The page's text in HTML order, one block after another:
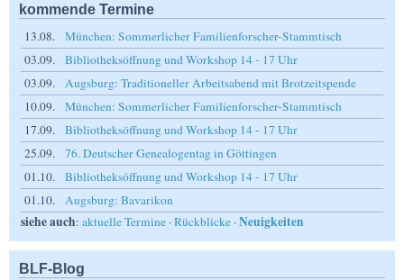
kommende Termine
13.08.
München: Sommerlicher Familienforscher-Stammtisch
03.09.
Bibliotheksöffnung und Workshop 14 - 17 Uhr
03.09.
Augsburg: Traditioneller Arbeitsabend mit Brotzeitspende
10.09.
München: Sommerlicher Familienforscher-Stammtisch
17.09.
Bibliotheksöffnung und Workshop 14 - 17 Uhr
25.09.
76. Deutscher Genealogentag in Göttingen
01.10.
Bibliotheksöffnung und Workshop 14 - 17 Uhr
01.10.
Augsburg: Bavarikon
siehe auch: aktuelle Termine ·Rückblicke ·Neuigkeiten
BLF-Blog